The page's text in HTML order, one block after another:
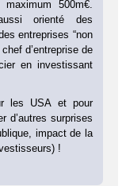
500m€.
orienté des
entreprises “non
d’entreprise de
en investissant
les USA et pour
d’autres surprises
impact de la
!